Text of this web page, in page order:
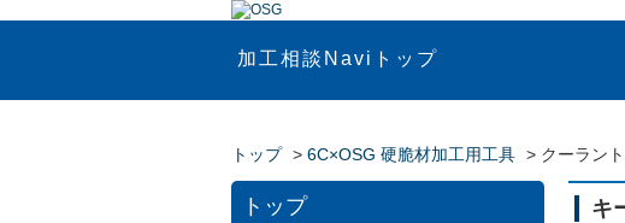
加工相談Naviトップ
トップ > 6C×OSG 硬脆材加工用工具 > クーラント
トップ キ